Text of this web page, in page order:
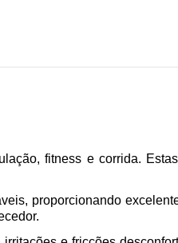
fitness e corrida.
proporcionando